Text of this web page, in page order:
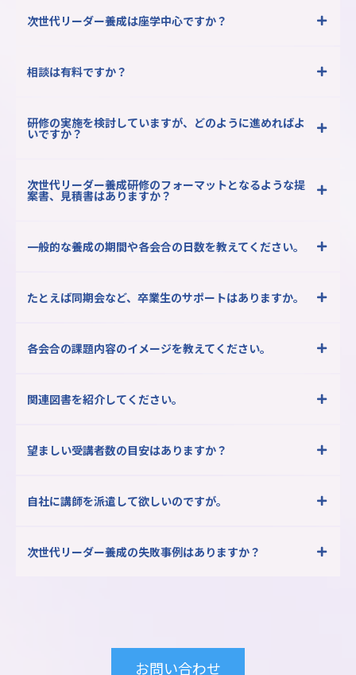
次世代リーダー養成は座学中心ですか？
相談は有料ですか？
研修の実施を検討していますが、どのように進めればよ
いですか？
次世代リーダー養成研修のフォーマットとなるような提
案書、見積書はありますか？
一般的な養成の期間や各会合の日数を教えてください。
たとえば同期会など、卒業生のサポートはありますか。
各会合の課題内容のイメージを教えてください。
関連図書を紹介してください。
望ましい受講者数の目安はありますか？
自社に講師を派遣して欲しいのですが。
次世代リーダー養成の失敗事例はありますか？
お問い合わせ